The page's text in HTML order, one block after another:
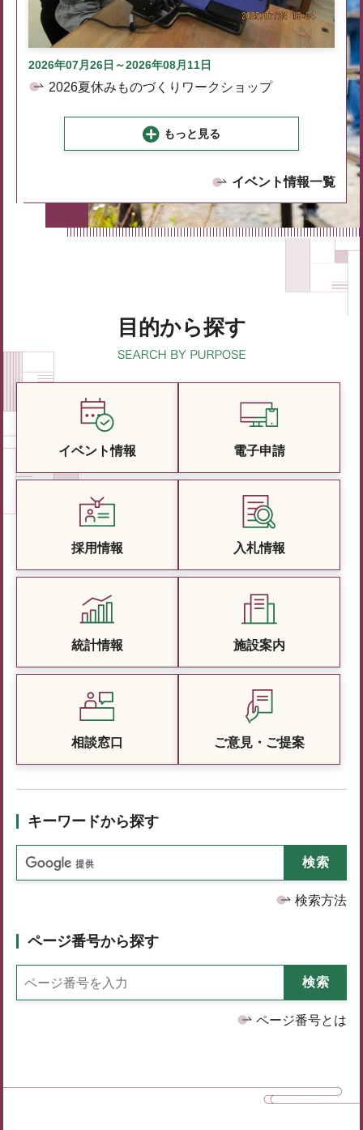
2026年07月26日～2026年08月11日
2026夏休みものづくりワークショップ
もっと見る
イベント情報一覧
目的から探す
イベント情報 電子申請
採用情報 入札情報
統計情報 施設案内
相談窓口 ご意見・ご提案
キーワードから探す
検索方法
ページ番号から探す
ページ番号とは